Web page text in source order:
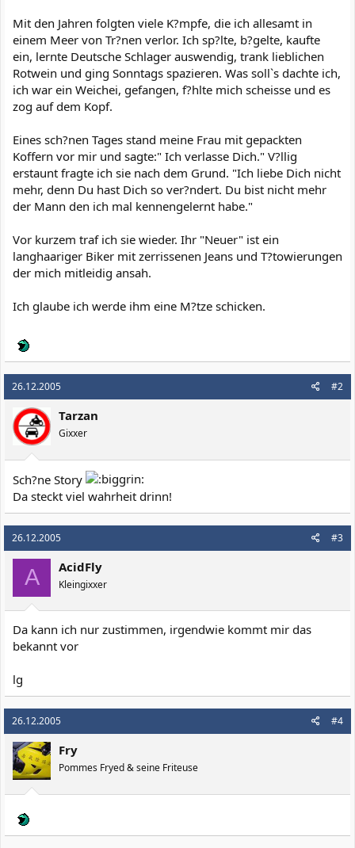
Mit den Jahren folgten viele K?mpfe, die ich allesamt in
einem Meer von Tr?nen verlor. Ich sp?lte, b?gelte, kaufte
ein, lernte Deutsche Schlager auswendig, trank lieblichen
Rotwein und ging Sonntags spazieren. Was soll`s dachte ich,
ich war ein Weichei, gefangen, f?hlte mich scheisse und es
zog auf dem Kopf.
Eines sch?nen Tages stand meine Frau mit gepackten
Koffern vor mir und sagte:" Ich verlasse Dich." V?llig
erstaunt fragte ich sie nach dem Grund. "Ich liebe Dich nicht
mehr, denn Du hast Dich so ver?ndert. Du bist nicht mehr
der Mann den ich mal kennengelernt habe."
Vor kurzem traf ich sie wieder. Ihr "Neuer" ist ein
langhaariger Biker mit zerrissenen Jeans und T?towierungen
der mich mitleidig ansah.
Ich glaube ich werde ihm eine M?tze schicken.
26.12.2005 #2
Tarzan
Gixxer
Sch?ne Story
Da steckt viel wahrheit drinn!
26.12.2005 #3
A AcidFly
Kleingixxer
Da kann ich nur zustimmen, irgendwie kommt mir das
bekannt vor
lg
26.12.2005 #4
Fry
Pommes Fryed & seine Friteuse